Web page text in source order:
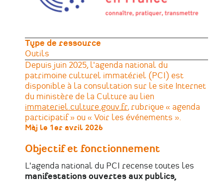
Type de ressource
Outils
Depuis juin 2025, l'agenda national du
patrimoine culturel immatériel (PCI) est
disponible à la consultation sur le site Internet
du ministère de la Culture au lien
immateriel.culture.gouv.fr, rubrique « agenda
participatif » ou « Voir les événements ».
Màj le 1er avril 2026
Objectif et fonctionnement
L'agenda national du PCI recense toutes les
manifestations ouvertes aux publics,